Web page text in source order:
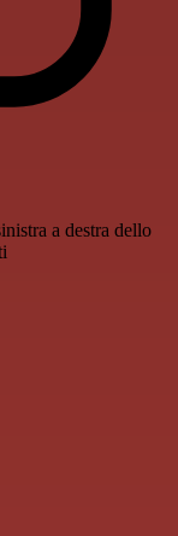
a destra dello